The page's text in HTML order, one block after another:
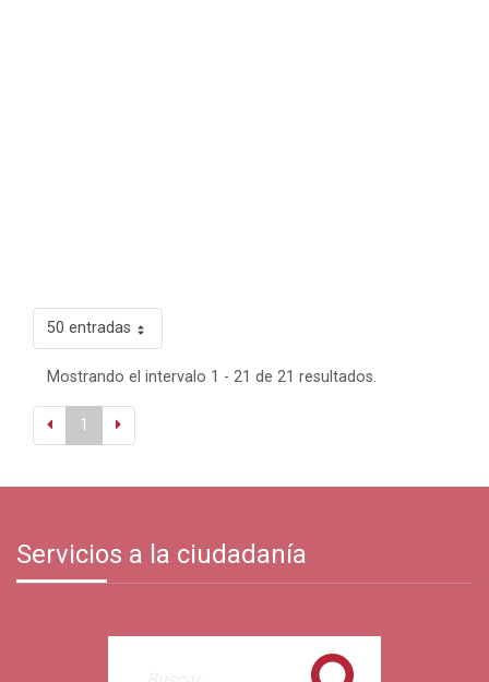
50 entradas
Mostrando el intervalo 1 - 21 de 21 resultados.
1
Servicios a la ciudadanía